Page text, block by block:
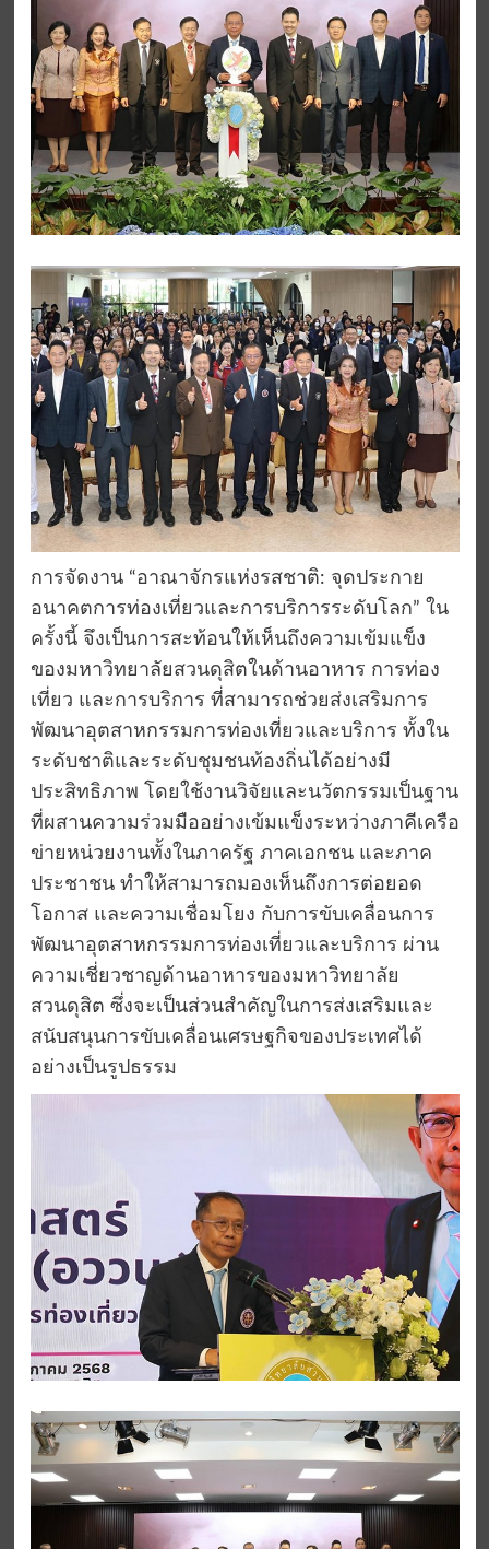
การจัดงาน “อาณาจักรแห่งรสชาติ: จุดประกาย
อนาคตการท่องเที่ยวและการบริการระดับโลก” ใน
ครั้งนี้ จึงเป็นการสะท้อนให้เห็นถึงความเข้มแข็ง
ของมหาวิทยาลัยสวนดุสิตในด้านอาหาร การท่อง
เที่ยว และการบริการ ที่สามารถช่วยส่งเสริมการ
พัฒนาอุตสาหกรรมการท่องเที่ยวและบริการ ทั้งใน
ระดับชาติและระดับชุมชนท้องถิ่นได้อย่างมี
ประสิทธิภาพ โดยใช้งานวิจัยและนวัตกรรมเป็นฐาน
ที่ผสานความร่วมมืออย่างเข้มแข็งระหว่างภาคีเครือ
ข่ายหน่วยงานทั้งในภาครัฐ ภาคเอกชน และภาค
ประชาชน ทำให้สามารถมองเห็นถึงการต่อยอด
โอกาส และความเชื่อมโยง กับการขับเคลื่อนการ
พัฒนาอุตสาหกรรมการท่องเที่ยวและบริการ ผ่าน
ความเชี่ยวชาญด้านอาหารของมหาวิทยาลัย
สวนดุสิต ซึ่งจะเป็นส่วนสำคัญในการส่งเสริมและ
สนับสนุนการขับเคลื่อนเศรษฐกิจของประเทศได้
อย่างเป็นรูปธรรม